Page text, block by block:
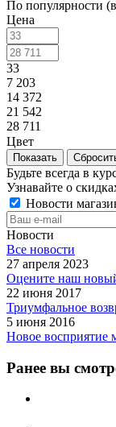
По популярности
Цена
33
7 203
14 372
21 542
28 711
Цвет
Будьте всегда в
Узнавайте о
Новости
Новости
Все новости
27 апреля 2023
Оцените наш
22 июня 2017
Триумфальное
5 июня 2016
Новое восприятие
Ранее вы